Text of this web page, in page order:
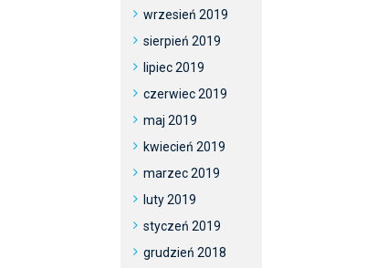
wrzesień 2019
sierpień 2019
lipiec 2019
czerwiec 2019
maj 2019
kwiecień 2019
marzec 2019
luty 2019
styczeń 2019
grudzień 2018